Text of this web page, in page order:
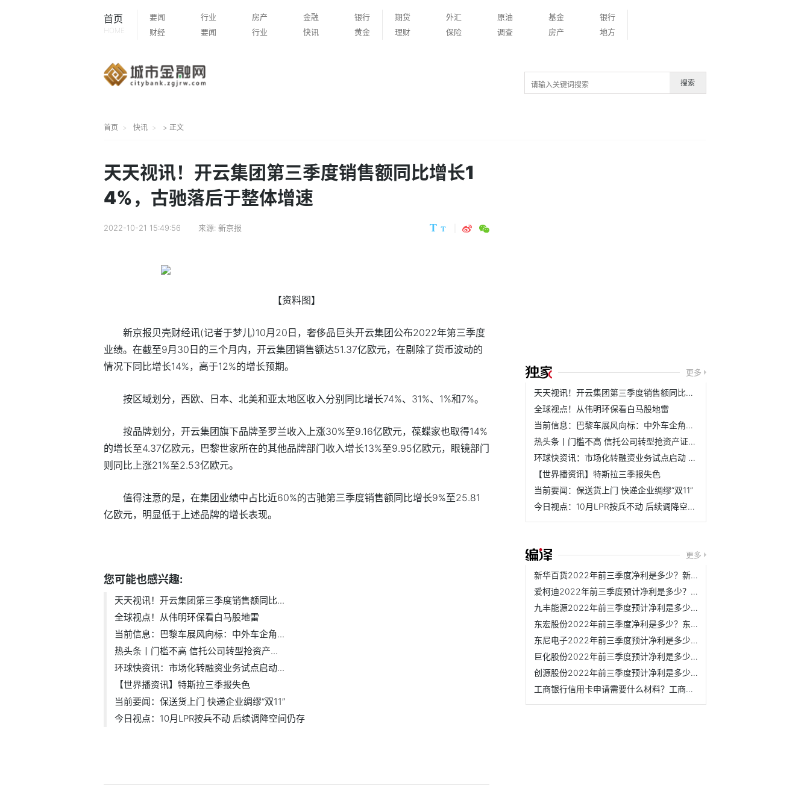
首页
HOME
要闻 行业 房产 金融
银行
财经
要闻 行业 快讯 黄金
期货 外汇 原油 基金
银行
理财
保险 调查 房产 地方
搜索
首页 快讯 > 正文
天天视讯！开云集团第三季度销售额同比增长1
4%，古驰落后于整体增速
2022-10-21 15:49:56 来源: 新京报
【资料图】
新京报贝壳财经讯(记者于梦儿)10月20日，奢侈品巨头开云集团公布2022年第三季度
业绩。在截至9月30日的三个月内，开云集团销售额达51.37亿欧元，在剔除了货币波动的
情况下同比增长14%，高于12%的增长预期。
按区域划分，西欧、日本、北美和亚太地区收入分别同比增长74%、31%、1%和7%。
按品牌划分，开云集团旗下品牌圣罗兰收入上涨30%至9.16亿欧元，葆蝶家也取得14%
的增长至4.37亿欧元，巴黎世家所在的其他品牌部门收入增长13%至9.95亿欧元，眼镜部门
则同比上涨21%至2.53亿欧元。
值得注意的是，在集团业绩中占比近60%的古驰第三季度销售额同比增长9%至25.81
亿欧元，明显低于上述品牌的增长表现。
您可能也感兴趣:
天天视讯！开云集团第三季度销售额同比...
全球视点！从伟明环保看白马股地雷
当前信息：巴黎车展风向标：中外车企角...
热头条丨门槛不高 信托公司转型抢资产...
环球快资讯：市场化转融资业务试点启动...
【世界播资讯】特斯拉三季报失色
当前要闻：保送货上门 快递企业绸缪“双11”
今日视点：10月LPR按兵不动 后续调降空间仍存
更多
天天视讯！开云集团第三季度销售额同比增长14%，古驰落后于整...
全球视点！从伟明环保看白马股地雷
当前信息：巴黎车展风向标：中外车企角色加速互换
热头条丨门槛不高 信托公司转型抢资产证券化“蛋糕”
环球快资讯：市场化转融资业务试点启动 正向引导资金规范入市
【世界播资讯】特斯拉三季报失色
当前要闻：保送货上门 快递企业绸缪“双11”
今日视点：10月LPR按兵不动 后续调降空间仍存
更多
新华百货2022年前三季度净利是多少？新华百货主营业务是什么？
爱柯迪2022年前三季度预计净利是多少？爱柯迪主营业务是什么？
九丰能源2022年前三季度预计净利是多少？九丰能源主营业务是...
东宏股份2022年前三季度净利是多少？东宏股份主营业务是什么？
东尼电子2022年前三季度预计净利是多少？东尼电子主营业务是...
巨化股份2022年前三季度预计净利是多少？巨化股份主营业务是...
创源股份2022年前三季度预计净利是多少？创源股份主营业务是...
工商银行信用卡申请需要什么材料？工商银行信用卡需要激活吗？